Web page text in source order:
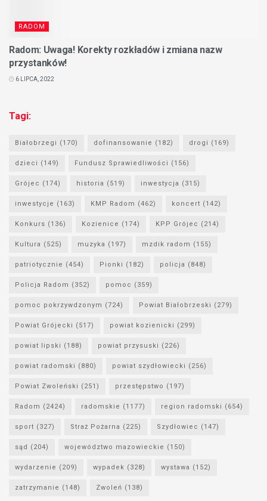
RADOM
Radom: Uwaga! Korekty rozkładów i zmiana nazw
przystanków!
6 LIPCA, 2022
Tagi:
Białobrzegi (170) dofinansowanie (182) drogi (169)
dzieci (149) Fundusz Sprawiedliwości (156)
Grójec (174) historia (519) inwestycja (315)
inwestycje (163) KMP Radom (462) koncert (142)
Konkurs (136) Kozienice (174) KPP Grójec (214)
Kultura (525) muzyka (197) mzdik radom (155)
patriotycznie (454) Pionki (182) policja (848)
Policja Radom (352) pomoc (359)
pomoc pokrzywdzonym (724) Powiat Białobrzeski (279)
Powiat Grójecki (517) powiat kozienicki (299)
powiat lipski (188) powiat przysuski (226)
powiat radomski (880) powiat szydłowiecki (256)
Powiat Zwoleński (251) przestępstwo (197)
Radom (2424) radomskie (1177) region radomski (654)
sport (327) Straż Pożarna (225) Szydłowiec (147)
sąd (204) województwo mazowieckie (150)
wydarzenie (209) wypadek (328) wystawa (152)
zatrzymanie (148) Zwoleń (138)